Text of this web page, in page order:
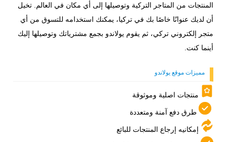
المنتجات من المتاجر التركية وتوصيلها إلى أي مكان في العالم. تخيل
أن لديك عنوانًا خاصًا بك في تركيا، يمكنك استخدامه للتسوق من أي
متجر إلكتروني تركي، ثم يقوم يولاندو بجمع مشترياتك وتوصيلها إليك
أينما كنت.
مميزات موقع يولاندو
منتجات اصلية وموثوقة
طرق دفع آمنة ومتعددة
إمكانيه إرجاع المنتجات للبائع